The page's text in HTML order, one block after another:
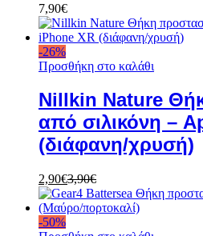
7,90€
-26%
Προσθήκη στο καλάθι
Nillkin Nature
από σιλικόνη –
(διάφανη/χρυσή)
2,90€3,90€
-50%